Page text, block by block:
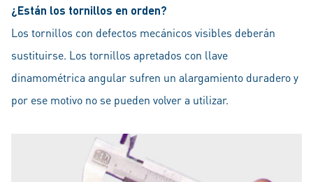
¿Están los tornillos en orden?
Los tornillos con defectos mecánicos visibles deberán
sustituirse. Los tornillos apretados con llave
dinamométrica angular sufren un alargamiento duradero y
por ese motivo no se pueden volver a utilizar.